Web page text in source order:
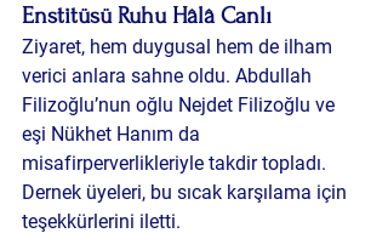
Enstitüsü Ruhu Hâlâ Canlı
Ziyaret, hem duygusal hem de ilham
verici anlara sahne oldu. Abdullah
Filizoğlu’nun oğlu Nejdet Filizoğlu ve
eşi Nükhet Hanım da
misafirperverlikleriyle takdir topladı.
Dernek üyeleri, bu sıcak karşılama için
teşekkürlerini iletti.